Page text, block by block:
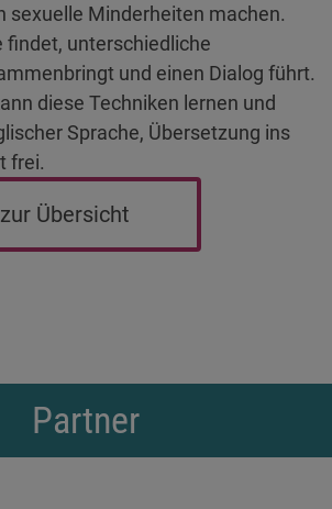
sexuelle Minderheiten machen.
findet, unterschiedliche
und einen Dialog führt.
diese Techniken lernen und
Sprache, Übersetzung ins
frei.
Übersicht
Partner